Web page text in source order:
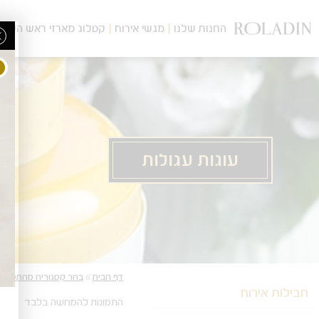
לתוכן
המרכזי
החנות שלנו מגשי אירוח קטלוג מארזי ראש
עוגות עגולות
הקטגוריות
המוצר
חבילות אירוח
דף הבית » בחר קטגוריה מהתפריט
התמונות להמחשה בלבד